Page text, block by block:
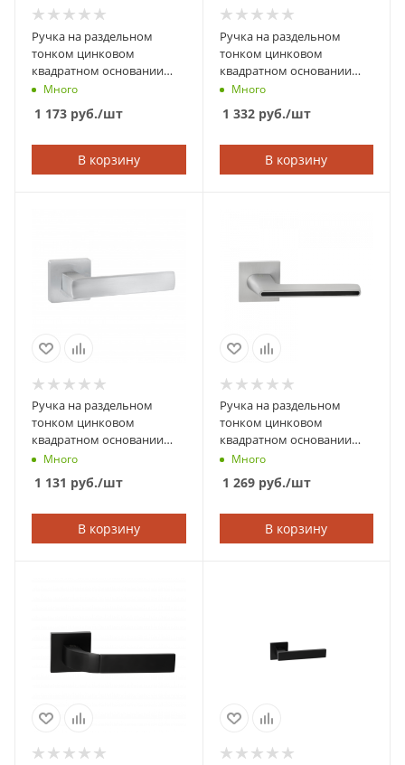
Ручка на раздельном
тонком цинковом
квадратном основании
ABRISS 21.180 MBP
Много
1 173 руб./шт
В корзину
Ручка на раздельном
тонком цинковом
квадратном основании
ABRISS 21.177 SSG
Много
1 332руб./шт
В корзину
Ручка на раздельном
тонком цинковом
квадратном основании
ABRISS 21.085 MCP
(Матовый хром)
Много
1 131 руб./шт
В корзину
Ручка на раздельном
тонком цинковом
квадратном основании
ABRISS 21.190 MCP/BL
(Матовый хром/Черная
вставка)
Много
1 269руб./шт
В корзину